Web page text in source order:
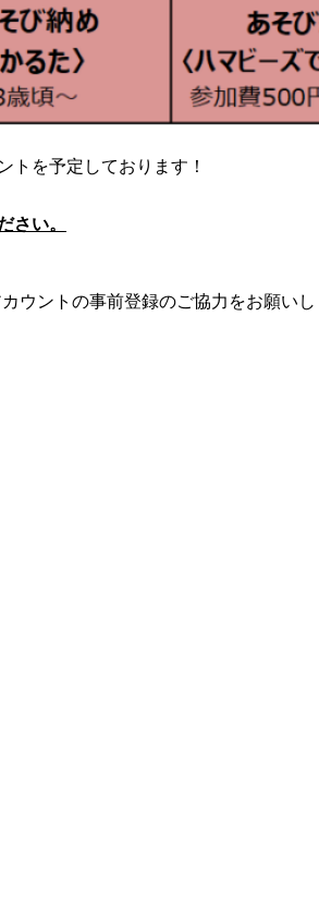
トを予定しております！
さい。
ウントの事前登録のご協力をお願い